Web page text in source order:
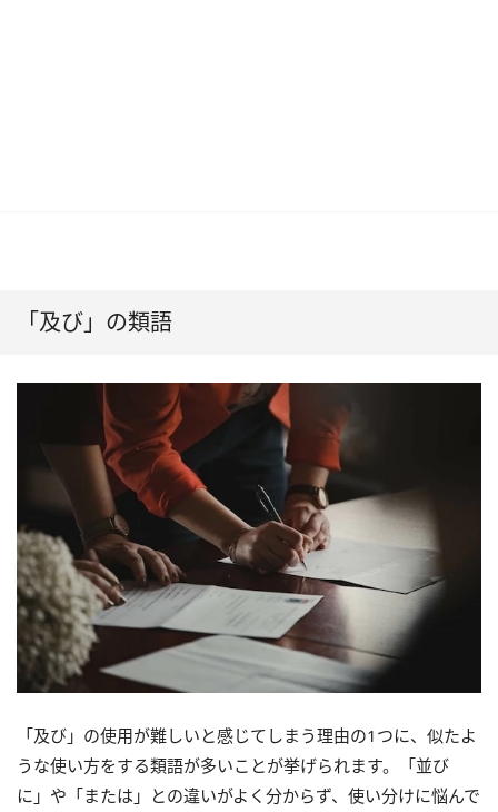
「及び」の類語
「及び」の使用が難しいと感じてしまう理由の1つに、似たよ
うな使い方をする類語が多いことが挙げられます。「並び
に」や「または」との違いがよく分からず、使い分けに悩んで